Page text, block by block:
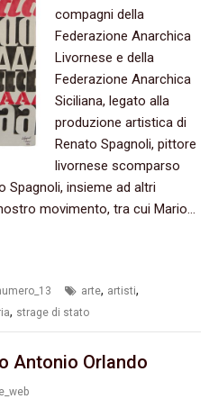
compagni della
Federazione Anarchica
Livornese e della
Federazione Anarchica
Siciliana, legato alla
produzione artistica di
Renato Spagnoli, pittore
livornese scomparso
Spagnoli, insieme ad altri
movimento, tra cui Mario…
arte, artisti,
, strage di stato
Antonio Orlando